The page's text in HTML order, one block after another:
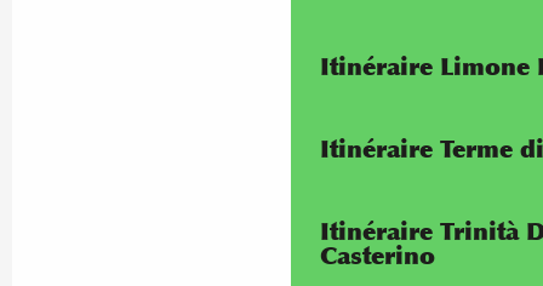
Itinéraire Limone
Itinéraire Terme
Itinéraire Trinità
Casterino